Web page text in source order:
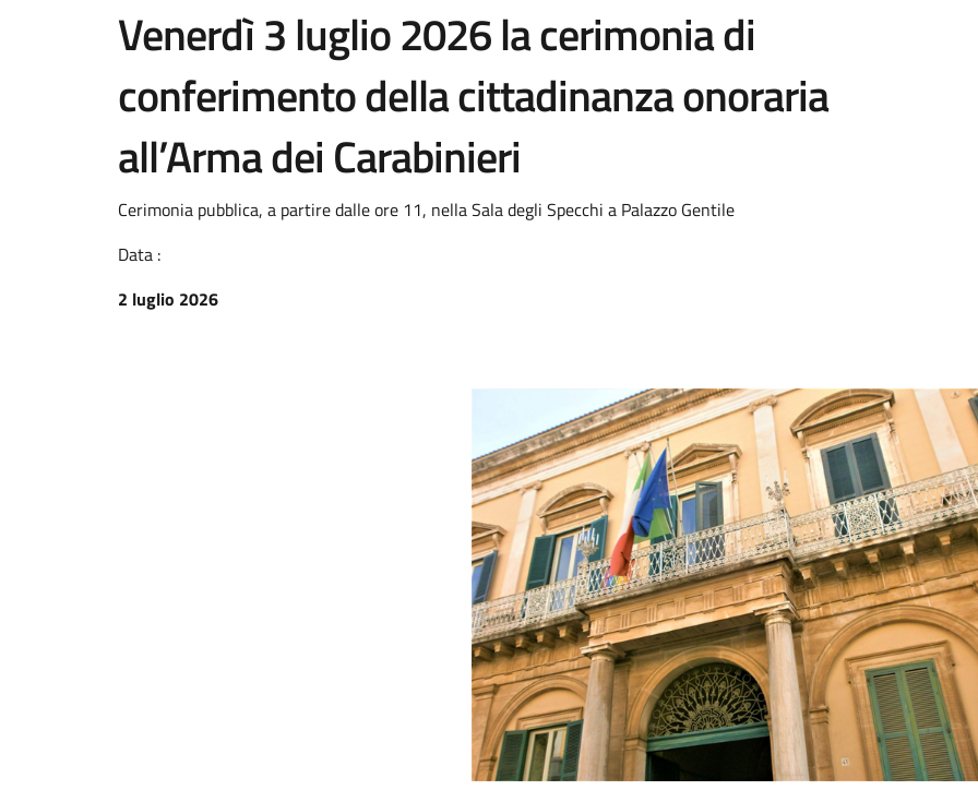
Venerdì 3 luglio 2026 la cerimonia di
conferimento della cittadinanza onoraria
all’Arma dei Carabinieri
Cerimonia pubblica, a partire dalle ore 11, nella Sala degli Specchi a Palazzo Gentile
Data :
2 luglio 2026